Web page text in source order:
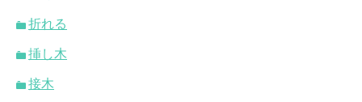
折れる
挿し木
接木